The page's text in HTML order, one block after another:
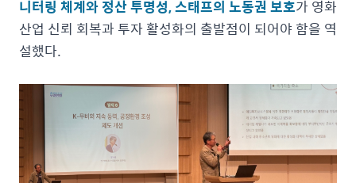
니터링 체계와 정산 투명성, 스태프의 노동권 보호가 영화
산업 신뢰 회복과 투자 활성화의 출발점이 되어야 함을 역
설했다.